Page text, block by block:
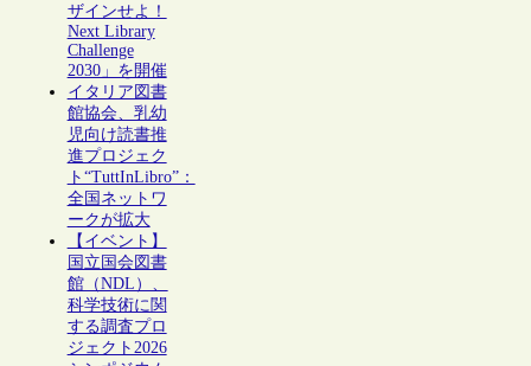
ザインせよ！
Next Library
Challenge
2030」を開催
イタリア図書
館協会、乳幼
児向け読書推
進プロジェク
ト“TuttInLibro”：
全国ネットワ
ークが拡大
【イベント】
国立国会図書
館（NDL）、
科学技術に関
する調査プロ
ジェクト2026